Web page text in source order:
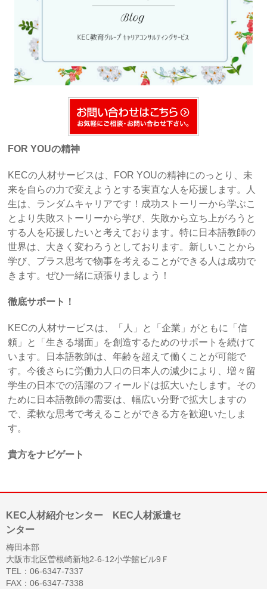
FOR YOUの精神
KECの人材サービスは、FOR YOUの精神にのっとり、未
来を自らの力で変えようとする実直な人を応援します。人
生は、ランダムキャリアです！成功ストーリーから学ぶこ
とより失敗ストーリーから学び、失敗から立ち上がろうと
する人を応援したいと考えております。特に日本語教師の
世界は、大きく変わろうとしております。新しいことから
学び、プラス思考で物事を考えることができる人は成功で
きます。ぜひ一緒に頑張りましょう！
徹底サポート！
KECの人材サービスは、「人」と「企業」がともに「信
頼」と「生きる場面」を創造するためのサポートを続けて
います。日本語教師は、年齢を超えて働くことが可能で
す。今後さらに労働力人口の日本人の減少により、増々留
学生の日本での活躍のフィールドは拡大いたします。その
ために日本語教師の需要は、幅広い分野で拡大しますの
で、柔軟な思考で考えることができる方を歓迎いたしま
す。
貴方をナビゲート
KEC人材紹介センター KEC人材派遣セ
ンター
梅田本部
大阪市北区曽根崎新地2-6-12小学館ビル9Ｆ
TEL：06-6347-7337
FAX：06-6347-7338